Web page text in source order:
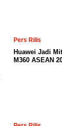
Pers Rilis
Huawei Jadi
M360 ASEAN